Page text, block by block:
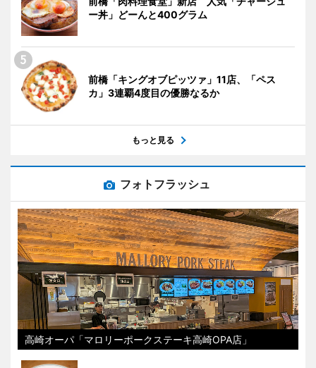
ー丼」どーんと400グラム
前橋「キングオブピッツァ」11店、「ペス
カ」3連覇4度目の優勝なるか
もっと見る
フォトフラッシュ
高崎オーパ「マロリーポークステーキ高崎OPA店」